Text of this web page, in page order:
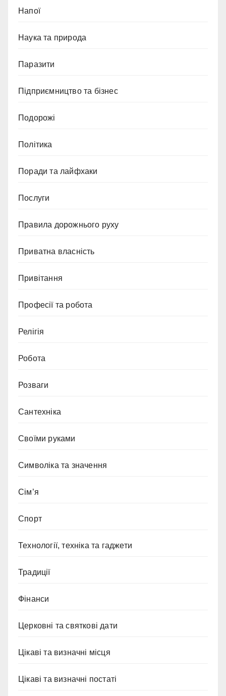
Напої
Наука та природа
Паразити
Підприємництво та бізнес
Подорожі
Політика
Поради та лайфхаки
Послуги
Правила дорожнього руху
Приватна власність
Привітання
Професії та робота
Релігія
Робота
Розваги
Сантехніка
Своїми руками
Символіка та значення
Сім’я
Спорт
Технології, техніка та гаджети
Традиції
Фінанси
Церковні та святкові дати
Цікаві та визначні місця
Цікаві та визначні постаті